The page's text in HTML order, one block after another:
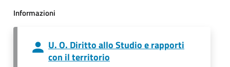
Informazioni
U. O. Diritto allo Studio e rapporti
con il territorio